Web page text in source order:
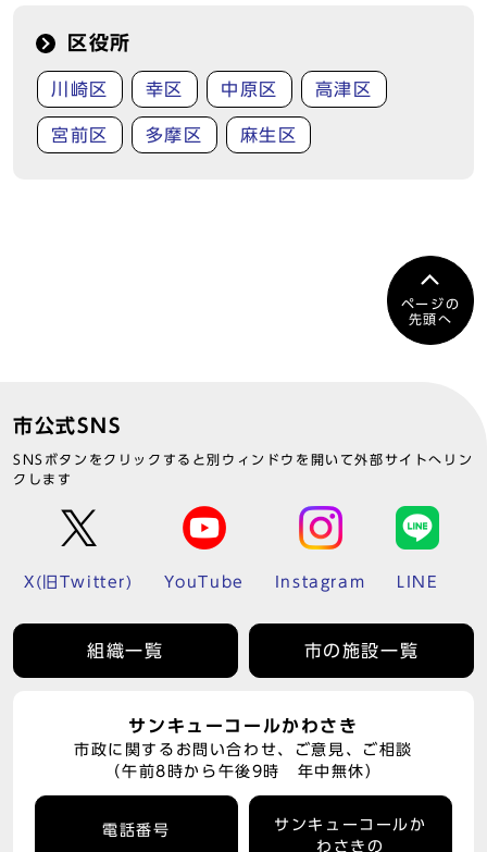
区役所
川崎区 幸区 中原区 高津区
宮前区 多摩区 麻生区
ページの
先頭へ
市公式SNS
SNSボタンをクリックすると別ウィンドウを開いて外部サイトへリン
クします
X(旧Twitter) YouTube Instagram LINE
組織一覧 市の施設一覧
サンキューコールかわさき
市政に関するお問い合わせ、ご意見、ご相談
（午前8時から午後9時 年中無休）
電話番号
サンキューコールか
わさきの